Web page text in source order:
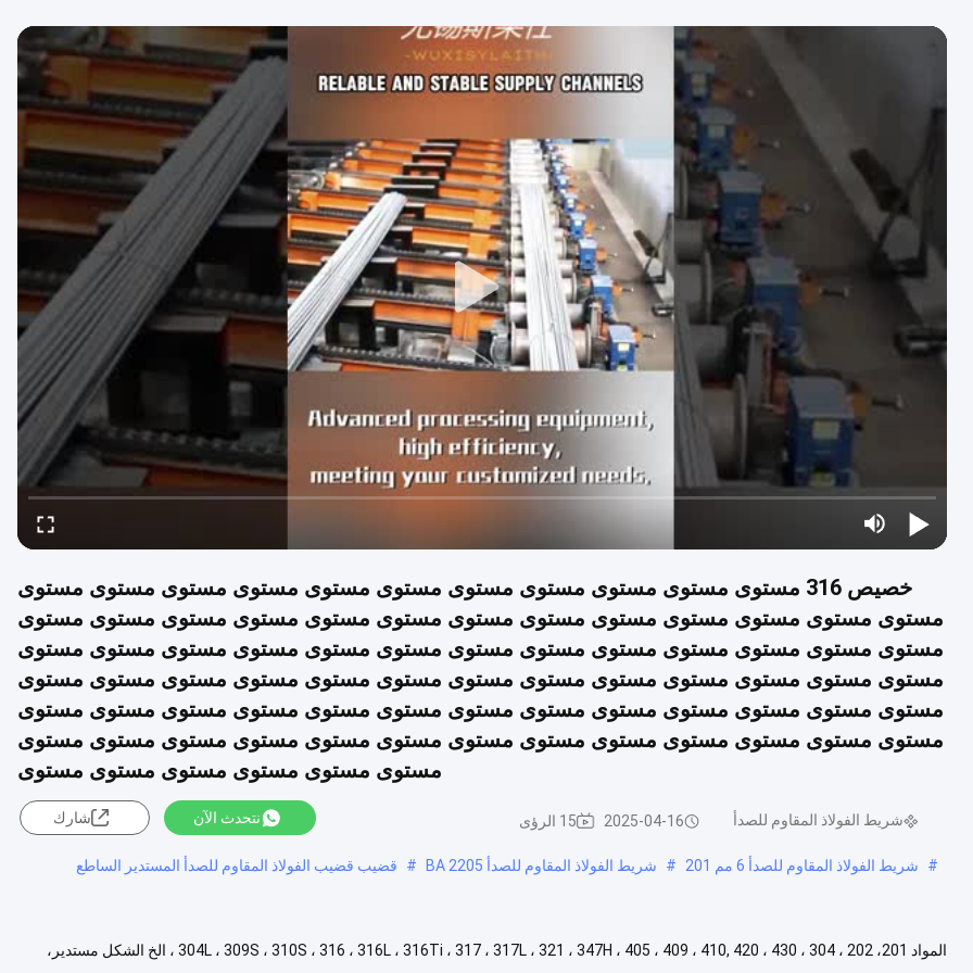
خصيص 316 مستوى مستوى مستوى مستوى مستوى مستوى مستوى مستوى مستوى مستوى مستوى
مستوى مستوى مستوى مستوى مستوى مستوى مستوى مستوى مستوى مستوى مستوى مستوى مستوى
مستوى مستوى مستوى مستوى مستوى مستوى مستوى مستوى مستوى مستوى مستوى مستوى مستوى
مستوى مستوى مستوى مستوى مستوى مستوى مستوى مستوى مستوى مستوى مستوى مستوى مستوى
مستوى مستوى مستوى مستوى مستوى مستوى مستوى مستوى مستوى مستوى مستوى مستوى مستوى
مستوى مستوى مستوى مستوى مستوى مستوى مستوى مستوى مستوى مستوى مستوى مستوى مستوى
مستوى مستوى مستوى مستوى مستوى مستوى
شريط الفولاذ المقاوم للصدأ 2025-04-16 15 الرؤى نتحدث الآن شارك
# شريط الفولاذ المقاوم للصدأ 6 مم 201 # شريط الفولاذ المقاوم للصدأ BA 2205 # قضيب قضيب الفولاذ المقاوم للصدأ المستدير الساطع
المواد 201، 202 ، 304 ، 304L ، 309S ، 310S ، 316 ، 316L ، 316Ti ، 317 ، 317L ، 321 ، 347H ، 405 ، 409 ، 410, 420 ، 430 ، الخ الشكل مستدير،